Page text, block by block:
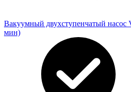
Вакуумный двухступенчатый насос
мин)